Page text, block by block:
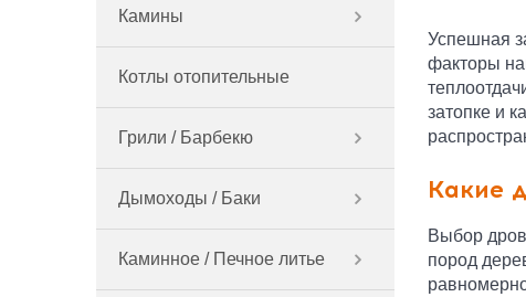
Камины
Котлы отопительные
Грили / Барбекю
Дымоходы / Баки
Каминное / Печное литье
Успешная
факторы
затопке и
Какие
Выбор
пород